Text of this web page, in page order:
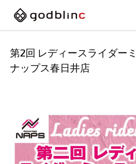
第2回 レディースライダー
ナップス春日井店